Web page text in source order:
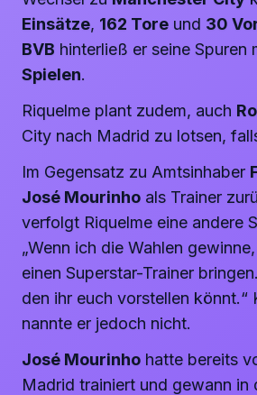
Einsätze, 162 Tore und 30
BVB hinterließ er seine Spuren
Spielen.
Riquelme plant zudem, auch
City nach Madrid zu lotsen,
Im Gegensatz zu Amtsinhaber
José Mourinho als Trainer
verfolgt Riquelme eine andere
„Wenn ich die Wahlen
einen Superstar-Trainer
den ihr euch vorstellen könnt.“
nannte er jedoch nicht.
José Mourinho hatte bereits
Madrid trainiert und gewann in